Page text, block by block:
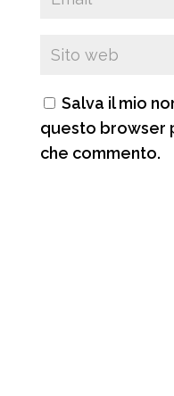
Salva il mio
questo browser
che commento.